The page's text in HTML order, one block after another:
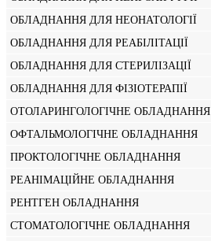
ОБЛАДНАННЯ ДЛЯ НЕОНАТОЛОГІЇ
ОБЛАДНАННЯ ДЛЯ РЕАБІЛІТАЦІЇ
ОБЛАДНАННЯ ДЛЯ СТЕРИЛІЗАЦІЇ
ОБЛАДНАННЯ ДЛЯ ФІЗІОТЕРАПІЇ
ОТОЛАРИНГОЛОГІЧНЕ ОБЛАДНАННЯ
ОФТАЛЬМОЛОГІЧНЕ ОБЛАДНАННЯ
ПРОКТОЛОГІЧНЕ ОБЛАДНАННЯ
РЕАНІМАЦІЙНЕ ОБЛАДНАННЯ
РЕНТГЕН ОБЛАДНАННЯ
СТОМАТОЛОГІЧНЕ ОБЛАДНАННЯ